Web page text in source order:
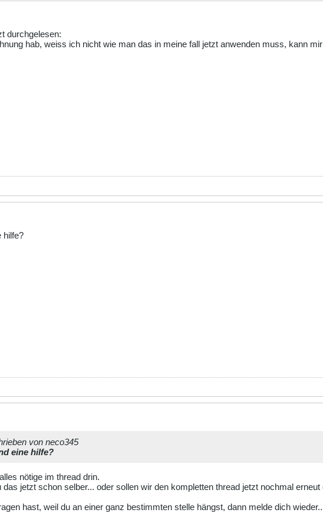
durchgelesen:
hab, weiss ich nicht wie man das in meine fall jetzt anwenden muss, kann
hilfe?
von neco345
eine hilfe?
nötige im thread drin.
jetzt schon selber... oder sollen wir den kompletten thread jetzt nochmal erneut
hast, weil du an einer ganz bestimmten stelle hängst, dann melde dich